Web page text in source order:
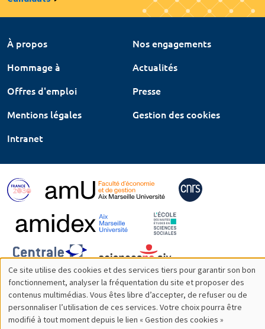
À propos
Nos engagements
Hommage à
Actualités
Offres d'emploi
Presse
Mentions légales
Gestion des cookies
Intranet
Utilisation
des
Ce site utilise des cookies et des services tiers pour garantir son bon
fonctionnement, analyser la fréquentation du site et proposer des
contenus multimédias. Vous êtes libre d’accepter, de refuser ou de
personnaliser l’utilisation de ces services. Votre choix pourra être
modifié à tout moment depuis le lien « Gestion des cookies »